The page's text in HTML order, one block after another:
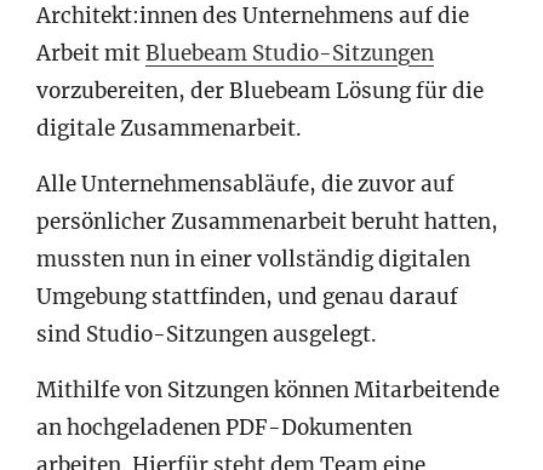
Architekt:innen des Unternehmens auf die
Arbeit mitBluebeam Studio-Sitzungen
vorzubereiten, der Bluebeam Lösung für die
digitale Zusammenarbeit.
Alle Unternehmensabläufe, die zuvor auf
persönlicher Zusammenarbeit beruht hatten,
mussten nun in einer vollständig digitalen
Umgebung stattfinden, und genau darauf
sind Studio-Sitzungen ausgelegt.
Mithilfe von Sitzungen können Mitarbeitende
an hochgeladenen PDF-Dokumenten